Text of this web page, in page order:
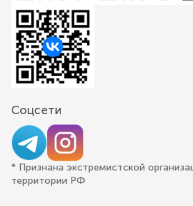
Соцсети
* Признана экстремистской
территории РФ